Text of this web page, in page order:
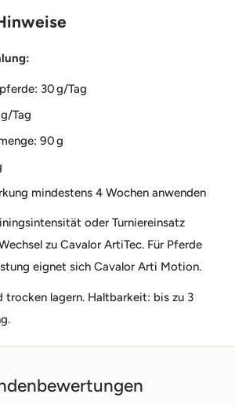
30 g/Tag
Tag
90 g
mindestens 4 Wochen anwenden
oder Turniereinsatz
zu Cavalor ArtiTec. Für Pferde
eignet sich Cavalor Arti Motion.
trocken lagern. Haltbarkeit: bis zu 3